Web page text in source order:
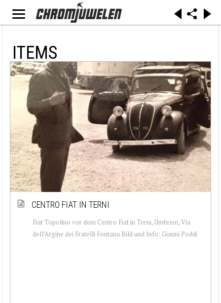
ITEMS
CENTRO FIAT IN TERNI
Fiat Topolino vor dem Centro Fiat in Terni, Umbrien, Via
dell’Argine dei Fratelli Fontana Bild und Info: Gianni Poddi